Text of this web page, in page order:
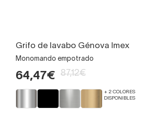
Grifo de lavabo Génova Imex
Monomando empotrado
64,47€ 87,12€
+ 2 COLORES
DISPONIBLES